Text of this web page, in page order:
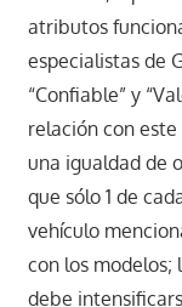
atributos
especialistas de
“Confiable” y
relación con
una igualdad de
que sólo 1 de
vehículo
con los modelos;
debe